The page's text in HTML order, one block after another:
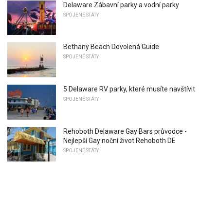
Delaware Zábavní parky a vodní parky
SPOJENÉ STÁTY
Bethany Beach Dovolená Guide
SPOJENÉ STÁTY
5 Delaware RV parky, které musíte navštívit
SPOJENÉ STÁTY
Rehoboth Delaware Gay Bars průvodce -
Nejlepší Gay noční život Rehoboth DE
SPOJENÉ STÁTY